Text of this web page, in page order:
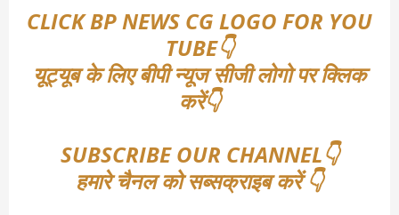
CLICK BP NEWS CG LOGO FOR YOU
TUBE👇
यूट्यूब के लिए बीपी न्यूज सीजी लोगो पर क्लिक
करें👇
SUBSCRIBE OUR CHANNEL👇
हमारे चैनल को सब्सक्राइब करें 👇